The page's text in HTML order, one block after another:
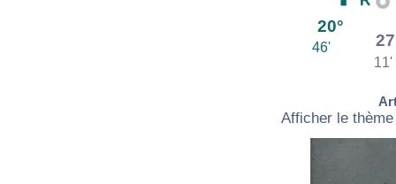
20°
46'
11'
Afficher le